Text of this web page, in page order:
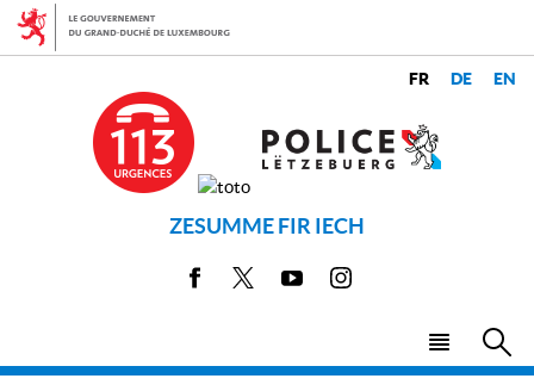
Aller
Aller
ZESUMME FIR IECH
Facebook YoutubeInstagram
Menu